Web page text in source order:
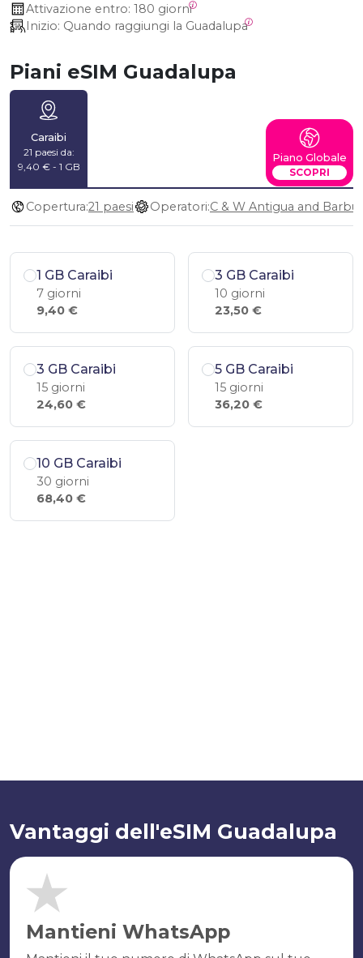
Attivazione entro: 180 giorni
Inizio: Quando raggiungi la Guadalupa
Piani eSIM Guadalupa
Caraibi
21 paesi da:
9,40 € - 1 GB
Piano Globale
SCOPRI
Copertura:21 paesi Operatori:
1 GB Caraibi
7 giorni
9,40 €
3 GB Caraibi
10 giorni
23,50 €
3 GB Caraibi
15 giorni
24,60 €
5 GB Caraibi
15 giorni
36,20 €
10 GB Caraibi
30 giorni
68,40 €
Vantaggi dell'eSIM Guadalupa
Mantieni WhatsApp